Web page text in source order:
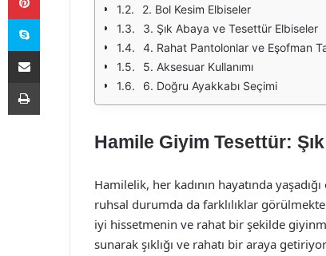
2. Bol Kesim Elbiseler
3. Şık Abaya ve Tesettür Elbiseler
4. Rahat Pantolonlar ve Eşofman
5. Aksesuar Kullanımı
6. Doğru Ayakkabı Seçimi
Hamile Giyim Tesettür:
Hamilelik, her kadının hayatında
ruhsal durumda da farklılıklar
iyi hissetmenin ve rahat bir şekilde
sunarak şıklığı ve rahatı bir araya
Skype
E-Posta ile paylaş